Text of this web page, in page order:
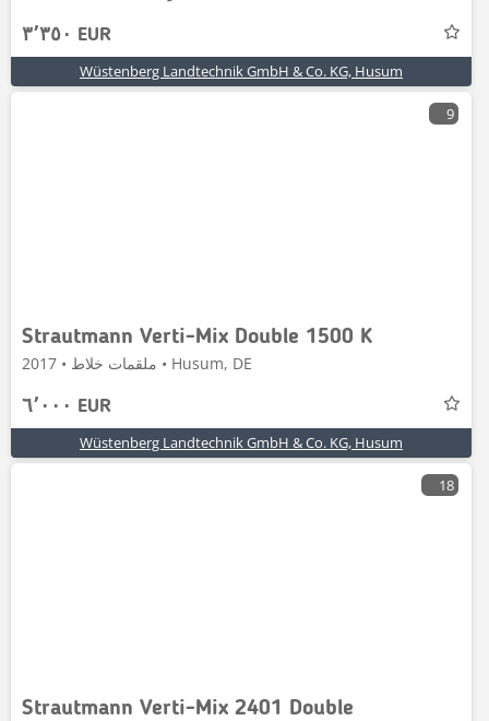
٣٬٣٥٠ EUR
Wüstenberg Landtechnik GmbH & Co. KG, Husum
9
Strautmann Verti-Mix Double 1500 K
ملقمات خلاط • 2017 • Husum, DE
٦٬٠٠٠ EUR
Wüstenberg Landtechnik GmbH & Co. KG, Husum
18
Strautmann Verti-Mix 2401 Double